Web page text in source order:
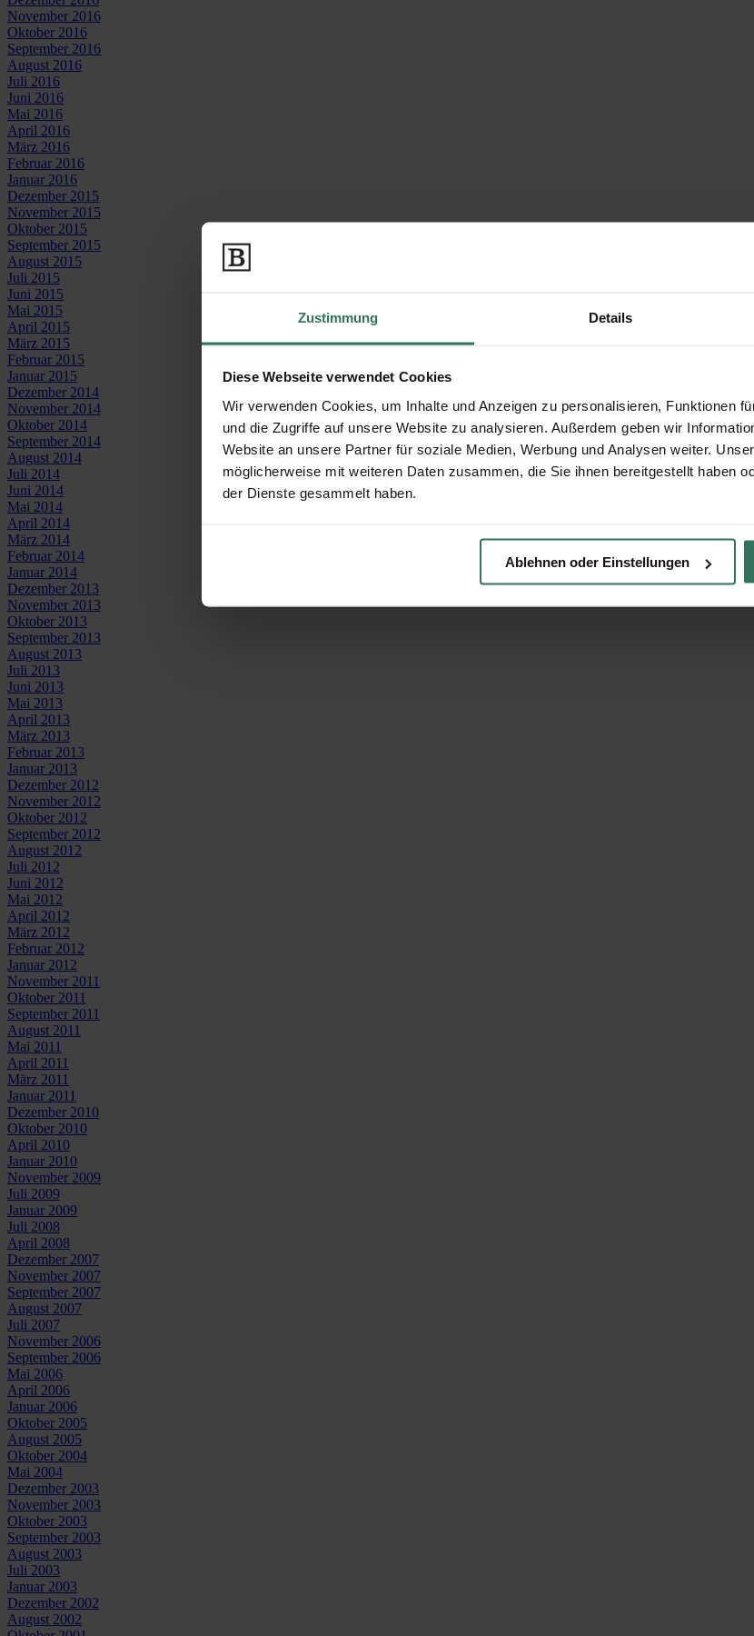
Zustimmung Details
Diese Webseite verwendet Cookies
Wir verwenden Cookies, um Inhalte und Anzeigen zu personalisieren, Funktionen
und die Zugriffe auf unsere Website zu analysieren. Außerdem geben wir
Website an unsere Partner für soziale Medien, Werbung und Analysen weiter.
möglicherweise mit weiteren Daten zusammen, die Sie ihnen bereitgestellt haben
der Dienste gesammelt haben.
Ablehnen oder Einstellungen
November 2016
Oktober 2016
September 2016
August 2016
Juli 2016
Juni 2016
Mai 2016
April 2016
März 2016
Februar 2016
Januar 2016
Dezember 2015
November 2015
Oktober 2015
September 2015
August 2015
Juli 2015
Juni 2015
Mai 2015
April 2015
März 2015
Februar 2015
Januar 2015
Dezember 2014
November 2014
Oktober 2014
September 2014
August 2014
Juli 2014
Juni 2014
Mai 2014
April 2014
März 2014
Februar 2014
Januar 2014
Dezember 2013
November 2013
Oktober 2013
September 2013
August 2013
Juli 2013
Juni 2013
Mai 2013
April 2013
März 2013
Februar 2013
Januar 2013
Dezember 2012
November 2012
Oktober 2012
September 2012
August 2012
Juli 2012
Juni 2012
Mai 2012
April 2012
März 2012
Februar 2012
Januar 2012
November 2011
Oktober 2011
September 2011
August 2011
Mai 2011
April 2011
März 2011
Januar 2011
Dezember 2010
Oktober 2010
April 2010
Januar 2010
November 2009
Juli 2009
Januar 2009
Juli 2008
April 2008
Dezember 2007
November 2007
September 2007
August 2007
Juli 2007
November 2006
September 2006
Mai 2006
April 2006
Januar 2006
Oktober 2005
August 2005
Oktober 2004
Mai 2004
Dezember 2003
November 2003
Oktober 2003
September 2003
August 2003
Juli 2003
Januar 2003
Dezember 2002
August 2002